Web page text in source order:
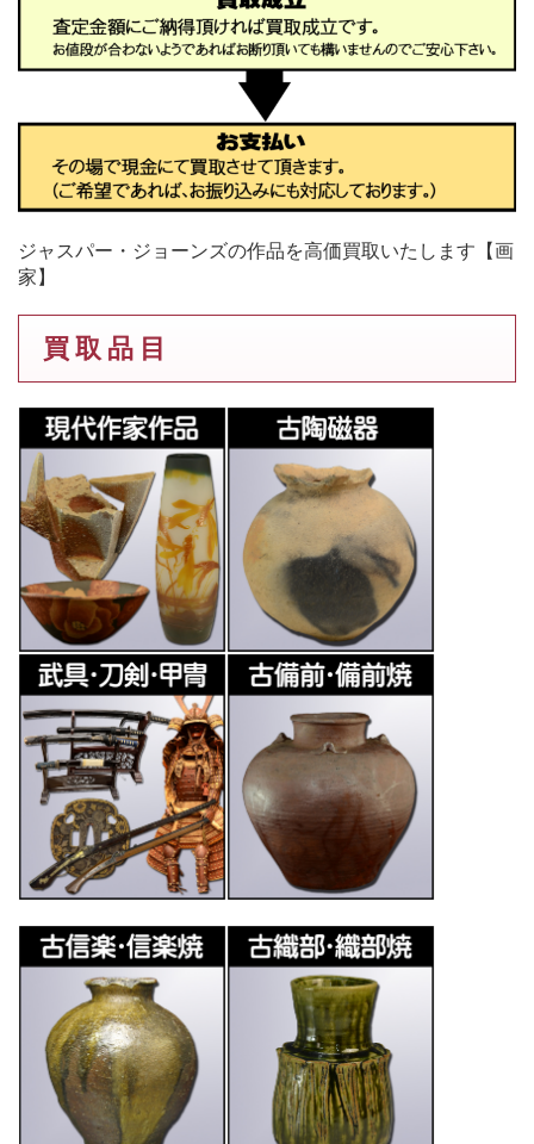
ジャスパー・ジョーンズの作品を高価買取いたします【画
家】
買 取 品 目